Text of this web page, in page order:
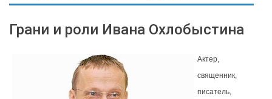
Грани и роли Ивана Охлобыстина
Актер,
священник,
писатель,